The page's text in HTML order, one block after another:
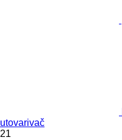
utovarivač
21